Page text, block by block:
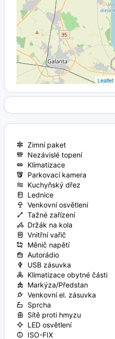
Leaflet
Zimní paket
Nezávislé topení
Klimatizace
Parkovací kamera
Kuchyňský dřez
Lednice
Venkovní osvětlení
Tažné zařízení
Držák na kola
Vnitřní vařič
Měnič napětí
Autorádio
USB zásuvka
Klimatizace obytné části
Markýza/Předstan
Venkovní el. zásuvka
Sprcha
Sítě proti hmyzu
LED osvětlení
ISO-FIX